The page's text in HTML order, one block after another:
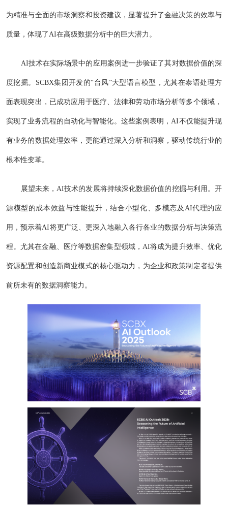
为精准与全面的市场洞察和投资建议，显著提升了金融决策的效率与
质量，体现了AI在高级数据分析中的巨大潜力。
AI技术在实际场景中的应用案例进一步验证了其对数据价值的深
度挖掘。SCBX集团开发的“台风”大型语言模型，尤其在泰语处理方
面表现突出，已成功应用于医疗、法律和劳动市场分析等多个领域，
实现了业务流程的自动化与智能化。这些案例表明，AI不仅能提升现
有业务的数据处理效率，更能通过深入分析和洞察，驱动传统行业的
根本性变革。
展望未来，AI技术的发展将持续深化数据价值的挖掘与利用。开
源模型的成本效益与性能提升，结合小型化、多模态及AI代理的应
用，预示着AI将更广泛、更深入地融入各行各业的数据分析与决策流
程。尤其在金融、医疗等数据密集型领域，AI将成为提升效率、优化
资源配置和创造新商业模式的核心驱动力，为企业和政策制定者提供
前所未有的数据洞察能力。